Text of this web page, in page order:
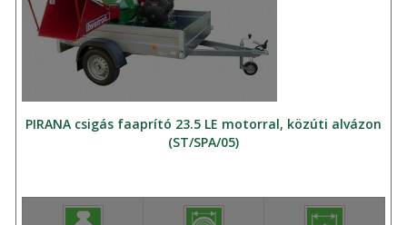
PIRANA csigás faaprító 23.5 LE motorral, közúti alvázon
(ST/SPA/05)